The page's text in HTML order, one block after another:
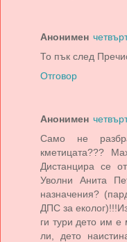
Анонимен
То пък след
Отговор
Анонимен
Само не
кметицата???
Дистанцира се
Уволни Анита
назначения?
ДПС за
ги тури дето им е
ли, дето